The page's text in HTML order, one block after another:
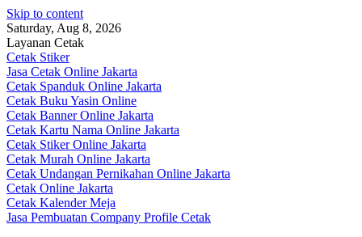
Skip to content
Saturday, Aug 8, 2026
Layanan Cetak
Cetak Stiker
Jasa Cetak Online Jakarta
Cetak Spanduk Online Jakarta
Cetak Buku Yasin Online
Cetak Banner Online Jakarta
Cetak Kartu Nama Online Jakarta
Cetak Stiker Online Jakarta
Cetak Murah Online Jakarta
Cetak Undangan Pernikahan Online Jakarta
Cetak Online Jakarta
Cetak Kalender Meja
Jasa Pembuatan Company Profile Cetak